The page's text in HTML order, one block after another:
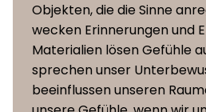
Schale und
Bezug
Vorderseite
100%
gemischt
Holzfasern,
Material der
Objekten, die die Sinne
wecken Erinnerungen und
Materialien lösen Gefühle
sprechen unser
beeinflussen unseren